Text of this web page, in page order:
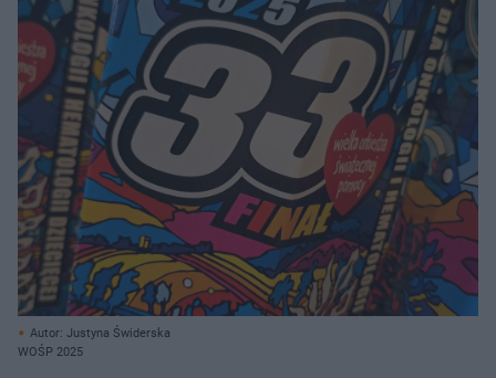
Autor: Justyna Świderska
WOŚP 2025